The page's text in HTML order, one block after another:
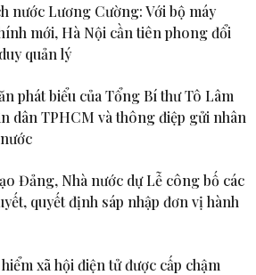
nước Lương Cường: Với bộ máy
mới, Hà Nội cần tiên phong đổi
quản lý
phát biểu của Tổng Bí thư Tô Lâm
dân TPHCM và thông điệp gửi nhân
Đảng, Nhà nước dự Lễ công bố các
quyết định sáp nhập đơn vị hành
xã hội điện tử được cấp chậm